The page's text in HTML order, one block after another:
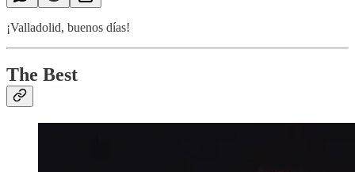
¡Valladolid, buenos días!
The Best